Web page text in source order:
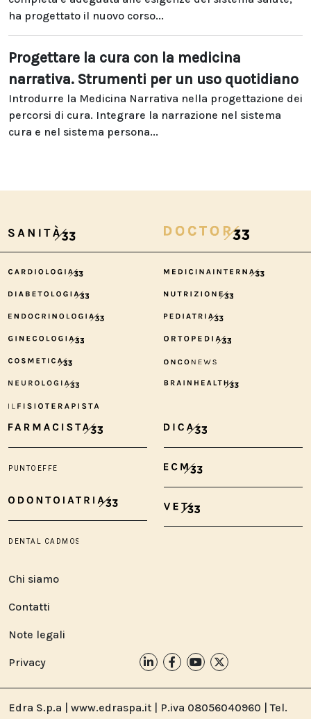
ha progettato il nuovo corso...
Progettare la cura con la medicina
narrativa. Strumenti per un uso quotidiano
Introdurre la Medicina Narrativa nella progettazione dei
percorsi di cura. Integrare la narrazione nel sistema
cura e nel sistema persona...
Chi siamo
Contatti
Note legali
Privacy
Edra S.p.a | www.edraspa.it | P.iva 08056040960 | Tel.